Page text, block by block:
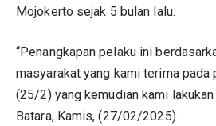
Mojokerto sejak 5 bulan lalu.
“Penangkapan pelaku ini
masyarakat yang kami terima pada
(25/2) yang kemudian kami
Batara, Kamis, (27/02/2025).